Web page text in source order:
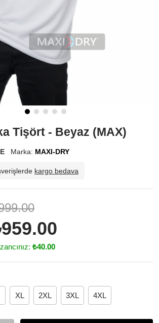
Tişört - Beyaz (MAX)
Marka: MAXI-DRY
kargo bedava
₺40.00
XL 2XL 3XL 4XL